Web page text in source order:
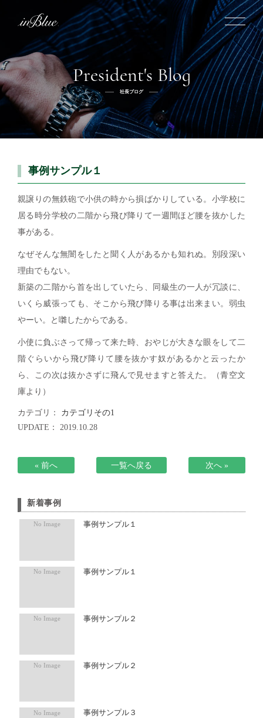
inBlueについて
inBlueの強み ヒストリー
着用シーン
Q&A
オーダー方法
ふるさと納税
デニムスーツ
ふるさと納税取扱方法 修理
リボーン
新着
社長ブログ スタッフブログ
メディア掲載
新卒採用 中途採用
インターン
店舗概要
アクセス
代表メッセージ
JP EN
President's Blog
社長ブログ
事例サンプル１
親譲りの無鉄砲で小供の時から損ばかりしている。小学校に
居る時分学校の二階から飛び降りて一週間ほど腰を抜かした
事がある。
なぜそんな無闇をしたと聞く人があるかも知れぬ。別段深い
理由でもない。
新築の二階から首を出していたら、同級生の一人が冗談に、
いくら威張っても、そこから飛び降りる事は出来まい。弱虫
やーい。と囃したからである。
小使に負ぶさって帰って来た時、おやじが大きな眼をして二
階ぐらいから飛び降りて腰を抜かす奴があるかと云ったか
ら、この次は抜かさずに飛んで見せますと答えた。（青空文
庫より）
カテゴリ： カテゴリその1
UPDATE： 2019.10.28
« 前へ 一覧へ戻る 次へ »
新着事例
事例サンプル１
事例サンプル１
事例サンプル２
事例サンプル２
事例サンプル３